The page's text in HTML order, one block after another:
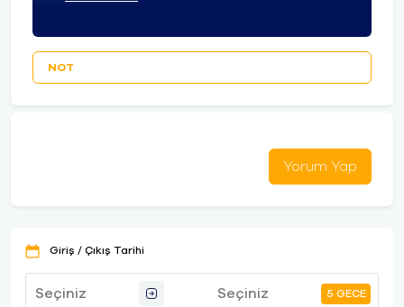
NOT
Yorum Yap
Giriş / Çıkış Tarihi
5 GECE